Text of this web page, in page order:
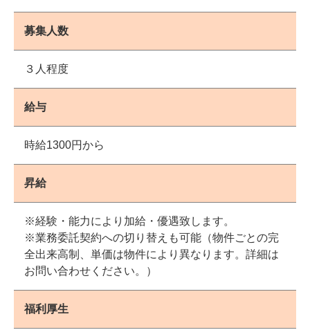
募集人数
３人程度
給与
時給1300円から
昇給
※経験・能力により加給・優遇致します。
※業務委託契約への切り替えも可能（物件ごとの完
全出来高制、単価は物件により異なります。詳細は
お問い合わせください。）
福利厚生